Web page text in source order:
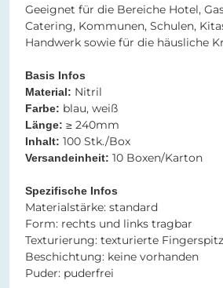
Geeignet für die Bereiche Hotel,
Catering, Kommunen, Schulen,
Handwerk sowie für die häusliche
Basis Infos
Material: Nitril
Farbe: blau, weiß​​​​​​​​​​​​​​
Länge: ≥ 240mm​​​​​​​​​​​​​​
Inhalt: 100 Stk./Box
Versandeinheit: 10 Boxen/Karton
Spezifische Infos​​​​​​​
​​​​​​​Materialstärke: standard
Form: rechts und links tragbar
Texturierung: texturierte
Beschichtung: keine vorhanden
Puder: puderfrei